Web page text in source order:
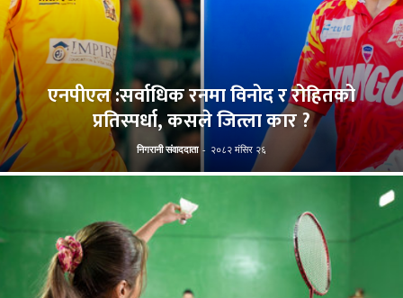
एनपीएल :सर्वाधिक रनमा विनोद र रोहितको
प्रतिस्पर्धा, कसले जित्ला कार ?
निगरानी संवाददाता - २०८२ मंसिर २६